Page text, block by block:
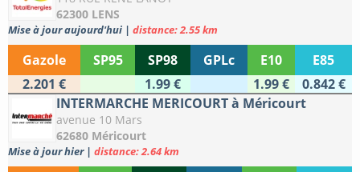
62300 LENS
Mise à jour aujourd'hui | distance: 2.55 km
Gazole SP95 SP98 GPLc E10
E85
2.201 €
1.99 € 1.99 €
0.842 €
INTERMARCHE MERICOURT à Méricourt
avenue 10 Mars
62680 Méricourt
Mise à jour hier | distance: 2.64 km